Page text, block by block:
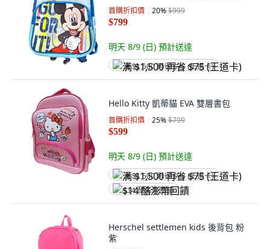
首購折扣價 20%$999
$799
明天 8/9 (日) 預計送達
满 $1,500 再省 $75 (王道卡)
Hello Kitty 凱蒂貓 EVA 雙層書包
首購折扣價 25%$799
$599
明天 8/9 (日) 預計送達
满 $1,500 再省 $75 (王道卡)
$14 酷澎幣回饋
Herschel settlemen kids 後背包 粉
紫